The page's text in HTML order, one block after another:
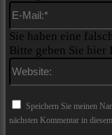
Sie haben eine
Bitte geben Sie
Speichern Sie meinen
nächsten Kommentar in